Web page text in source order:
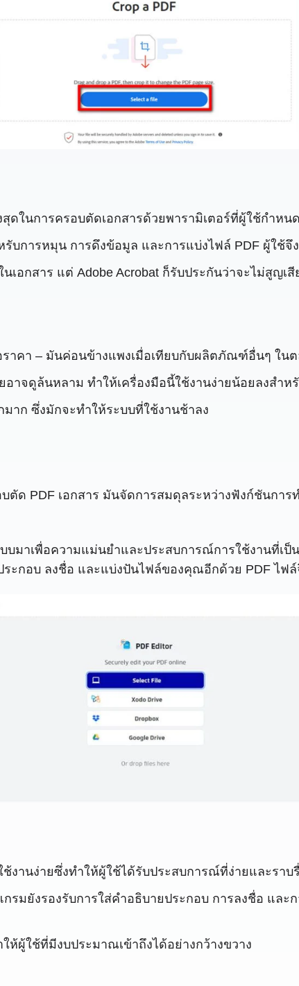
ดในการครอบตัดเอกสารด้วยพารามิเตอร์ที่ผู้ใช้กำห
บการหมุน การดึงข้อมูล และการแบ่งไฟล์ PDF ผู้ใช้จึ
เอกสาร แต่ Adobe Acrobat ก็รับประกันว่าจะไม่สูญ
าคา – มันค่อนข้างแพงเมื่อเทียบกับผลิตภัณฑ์อื่นๆ ใน
อาจดูล้นหลาม ทำให้เครื่องมือนี้ใช้งานง่ายน้อยลงสำห
าก ซึ่งมักจะทำให้ระบบที่ใช้งานช้าลง
ตัด PDF เอกสาร มันจัดการสมดุลระหว่างฟังก์ชันกา
มาเพื่อความแม่นยำและประสบการณ์การใช้งานที่เ
กอบ ลงชื่อ และแบ่งปันไฟล์ของคุณอีกด้วย PDF ไฟล์
ช้งานง่ายซึ่งทำให้ผู้ใช้ได้รับประสบการณ์ที่ง่ายและราบ
รมยังรองรับการใส่คำอธิบายประกอบ การลงชื่อ และ
ห้ผู้ใช้ที่มีงบประมาณเข้าถึงได้อย่างกว้างขวาง